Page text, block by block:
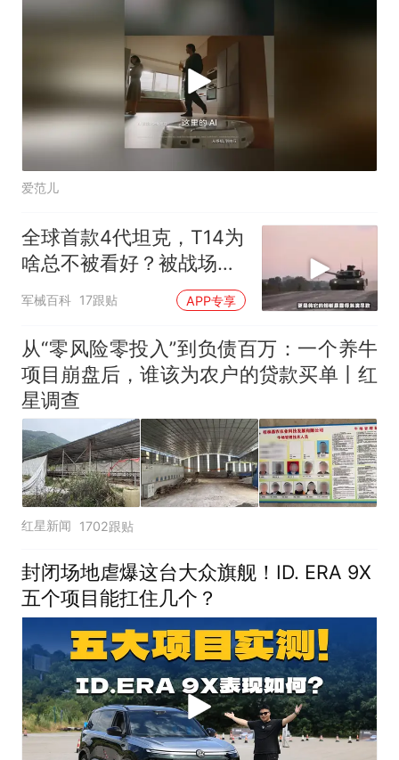
爱范儿
全球首款4代坦克，T14为
啥总不被看好？被战场嫌
弃，被军迷嘲
军械百科 17跟贴 APP专享
从“零风险零投入”到负债百万：一个养牛
项目崩盘后，谁该为农户的贷款买单丨红
星调查
红星新闻 1702跟贴
封闭场地虐爆这台大众旗舰！ID. ERA 9X
五个项目能扛住几个？